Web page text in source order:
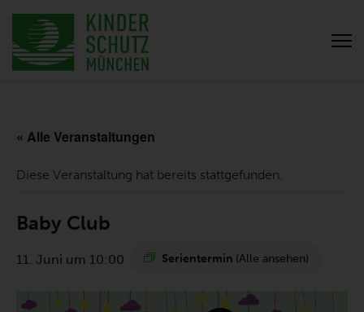
« Alle Veranstaltungen
Diese Veranstaltung hat bereits stattgefunden.
Baby Club
11. Juni um 10:00 Serientermin (Alle ansehen)